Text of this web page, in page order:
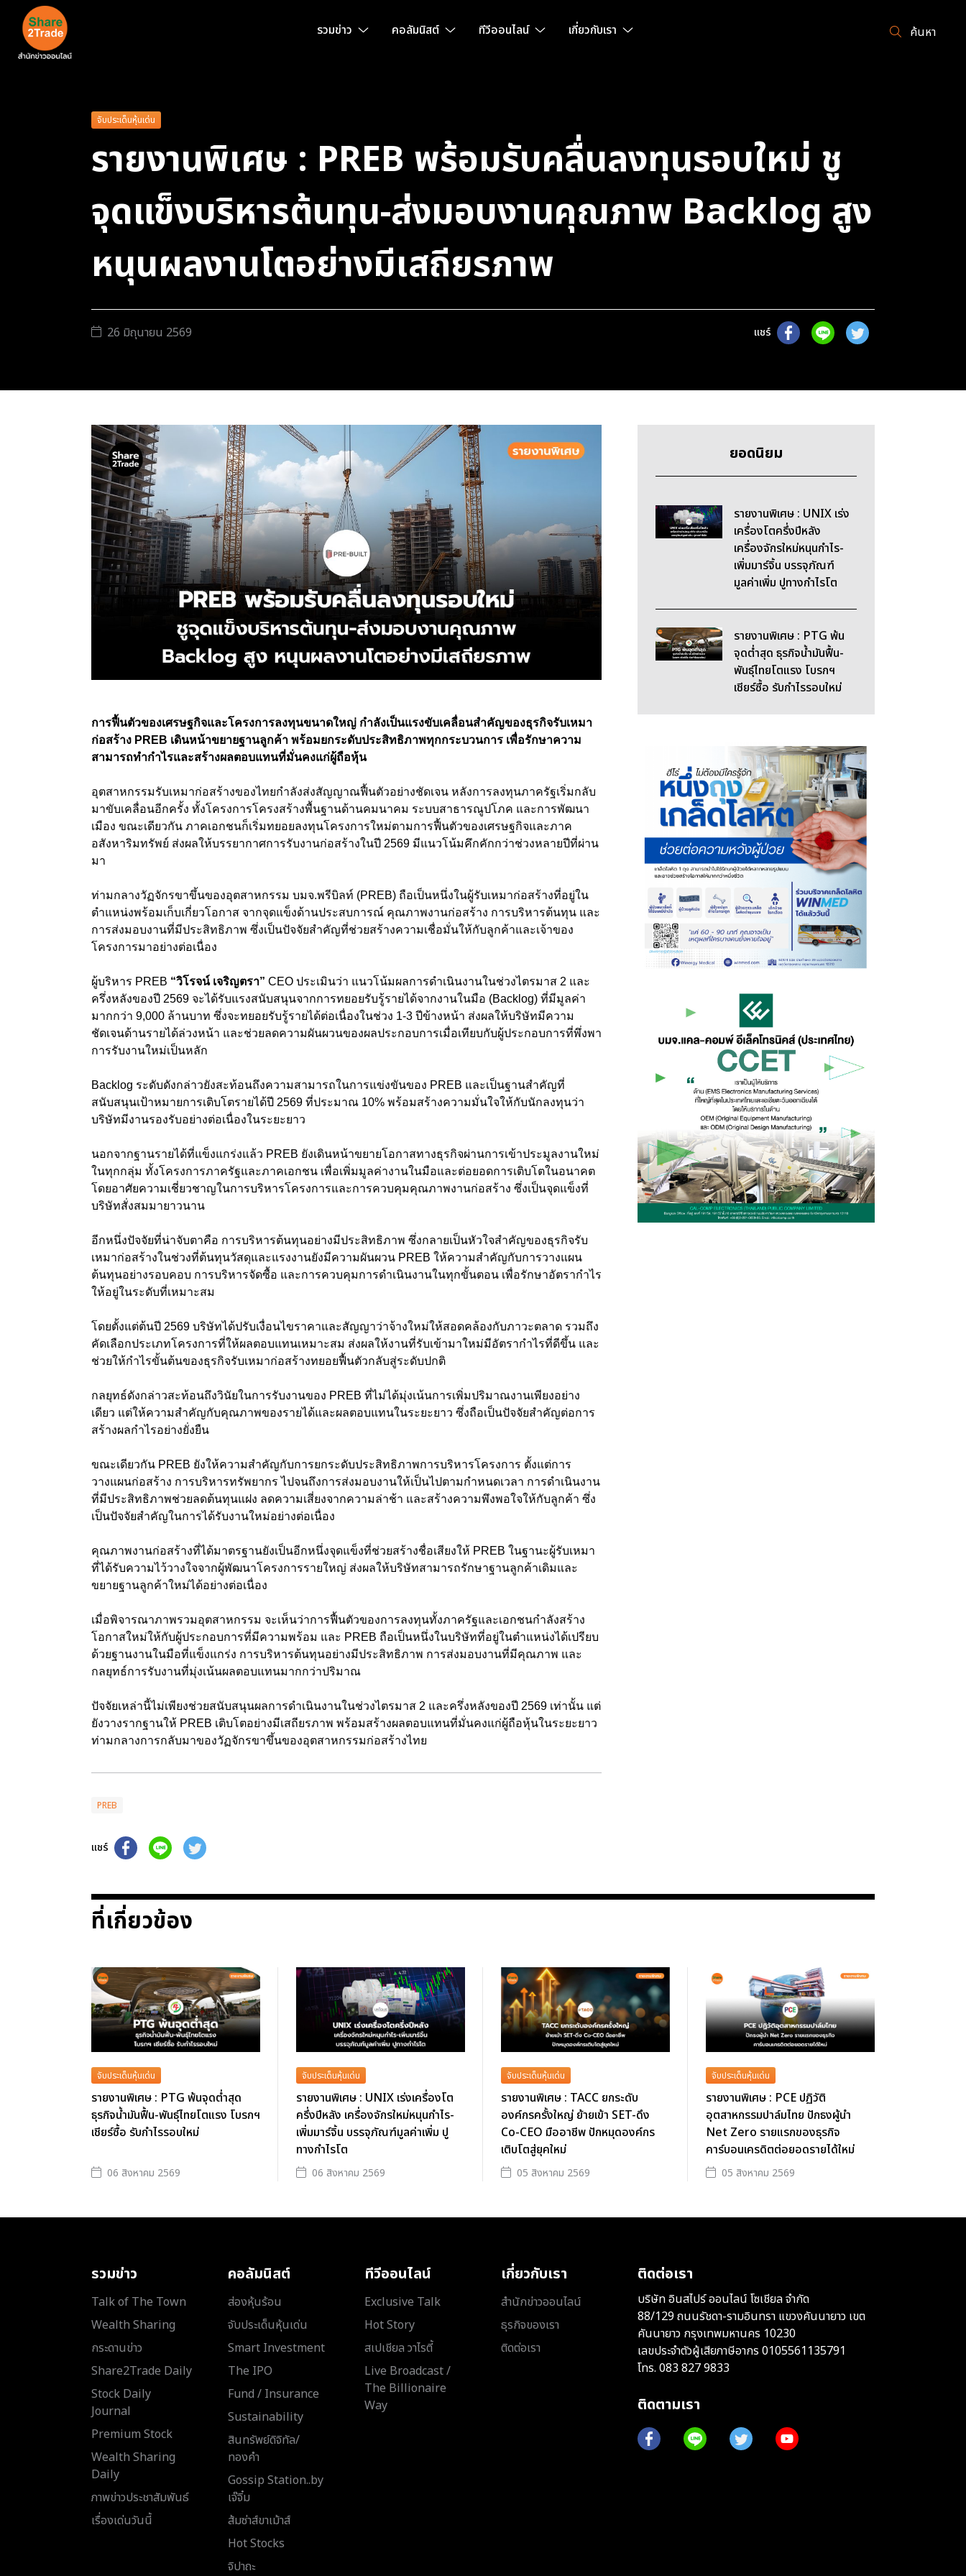
รวมข่าว คอลัมนิสต์ ทีวีออนไลน์ เกี่ยวกับเรา ค้นหา
จับประเด็นหุ้นเด่น
รายงานพิเศษ : PREB พร้อมรับคลื่นลงทุนรอบใหม่ ชู
จุดแข็งบริหารต้นทุน-ส่งมอบงานคุณภาพ Backlog สูง
หนุนผลงานโตอย่างมีเสถียรภาพ
26 มิถุนายน 2569 แชร์
การฟื้นตัวของเศรษฐกิจและโครงการลงทุนขนาดใหญ่ กำลังเป็นแรงขับเคลื่อนสำคัญของธุรกิจรับเหมา
ก่อสร้าง PREB เดินหน้าขยายฐานลูกค้า พร้อมยกระดับประสิทธิภาพทุกกระบวนการ เพื่อรักษาความ
สามารถทำกำไรและสร้างผลตอบแทนที่มั่นคงแก่ผู้ถือหุ้น
อุตสาหกรรมรับเหมาก่อสร้างของไทยกำลังส่งสัญญาณฟื้นตัวอย่างชัดเจน หลังการลงทุนภาครัฐเริ่มกลับ
มาขับเคลื่อนอีกครั้ง ทั้งโครงการโครงสร้างพื้นฐานด้านคมนาคม ระบบสาธารณูปโภค และการพัฒนา
เมือง ขณะเดียวกัน ภาคเอกชนก็เริ่มทยอยลงทุนโครงการใหม่ตามการฟื้นตัวของเศรษฐกิจและภาค
อสังหาริมทรัพย์ ส่งผลให้บรรยากาศการรับงานก่อสร้างในปี 2569 มีแนวโน้มคึกคักกว่าช่วงหลายปีที่ผ่าน
มา
ท่ามกลางวัฏจักรขาขึ้นของอุตสาหกรรม บมจ.พรีบิลท์ (PREB) ถือเป็นหนึ่งในผู้รับเหมาก่อสร้างที่อยู่ใน
ตำแหน่งพร้อมเก็บเกี่ยวโอกาส จากจุดแข็งด้านประสบการณ์ คุณภาพงานก่อสร้าง การบริหารต้นทุน และ
การส่งมอบงานที่มีประสิทธิภาพ ซึ่งเป็นปัจจัยสำคัญที่ช่วยสร้างความเชื่อมั่นให้กับลูกค้าและเจ้าของ
โครงการมาอย่างต่อเนื่อง
ผู้บริหาร PREB “วิโรจน์ เจริญตรา” CEO ประเมินว่า แนวโน้มผลการดำเนินงานในช่วงไตรมาส 2 และ
ครึ่งหลังของปี 2569 จะได้รับแรงสนับสนุนจากการทยอยรับรู้รายได้จากงานในมือ (Backlog) ที่มีมูลค่า
มากกว่า 9,000 ล้านบาท ซึ่งจะทยอยรับรู้รายได้ต่อเนื่องในช่วง 1-3 ปีข้างหน้า ส่งผลให้บริษัทมีความ
ชัดเจนด้านรายได้ล่วงหน้า และช่วยลดความผันผวนของผลประกอบการเมื่อเทียบกับผู้ประกอบการที่พึ่งพา
การรับงานใหม่เป็นหลัก
Backlog ระดับดังกล่าวยังสะท้อนถึงความสามารถในการแข่งขันของ PREB และเป็นฐานสำคัญที่
สนับสนุนเป้าหมายการเติบโตรายได้ปี 2569 ที่ประมาณ 10% พร้อมสร้างความมั่นใจให้กับนักลงทุนว่า
บริษัทมีงานรองรับอย่างต่อเนื่องในระยะยาว
นอกจากฐานรายได้ที่แข็งแกร่งแล้ว PREB ยังเดินหน้าขยายโอกาสทางธุรกิจผ่านการเข้าประมูลงานใหม่
ในทุกกลุ่ม ทั้งโครงการภาครัฐและภาคเอกชน เพื่อเพิ่มมูลค่างานในมือและต่อยอดการเติบโตในอนาคต
โดยอาศัยความเชี่ยวชาญในการบริหารโครงการและการควบคุมคุณภาพงานก่อสร้าง ซึ่งเป็นจุดแข็งที่
บริษัทสั่งสมมายาวนาน
อีกหนึ่งปัจจัยที่น่าจับตาคือ การบริหารต้นทุนอย่างมีประสิทธิภาพ ซึ่งกลายเป็นหัวใจสำคัญของธุรกิจรับ
เหมาก่อสร้างในช่วงที่ต้นทุนวัสดุและแรงงานยังมีความผันผวน PREB ให้ความสำคัญกับการวางแผน
ต้นทุนอย่างรอบคอบ การบริหารจัดซื้อ และการควบคุมการดำเนินงานในทุกขั้นตอน เพื่อรักษาอัตรากำไร
ให้อยู่ในระดับที่เหมาะสม
โดยตั้งแต่ต้นปี 2569 บริษัทได้ปรับเงื่อนไขราคาและสัญญาว่าจ้างใหม่ให้สอดคล้องกับภาวะตลาด รวมถึง
คัดเลือกประเภทโครงการที่ให้ผลตอบแทนเหมาะสม ส่งผลให้งานที่รับเข้ามาใหม่มีอัตรากำไรที่ดีขึ้น และ
ช่วยให้กำไรขั้นต้นของธุรกิจรับเหมาก่อสร้างทยอยฟื้นตัวกลับสู่ระดับปกติ
กลยุทธ์ดังกล่าวสะท้อนถึงวินัยในการรับงานของ PREB ที่ไม่ได้มุ่งเน้นการเพิ่มปริมาณงานเพียงอย่าง
เดียว แต่ให้ความสำคัญกับคุณภาพของรายได้และผลตอบแทนในระยะยาว ซึ่งถือเป็นปัจจัยสำคัญต่อการ
สร้างผลกำไรอย่างยั่งยืน
ขณะเดียวกัน PREB ยังให้ความสำคัญกับการยกระดับประสิทธิภาพการบริหารโครงการ ตั้งแต่การ
วางแผนก่อสร้าง การบริหารทรัพยากร ไปจนถึงการส่งมอบงานให้เป็นไปตามกำหนดเวลา การดำเนินงาน
ที่มีประสิทธิภาพช่วยลดต้นทุนแฝง ลดความเสี่ยงจากความล่าช้า และสร้างความพึงพอใจให้กับลูกค้า ซึ่ง
เป็นปัจจัยสำคัญในการได้รับงานใหม่อย่างต่อเนื่อง
คุณภาพงานก่อสร้างที่ได้มาตรฐานยังเป็นอีกหนึ่งจุดแข็งที่ช่วยสร้างชื่อเสียงให้ PREB ในฐานะผู้รับเหมา
ที่ได้รับความไว้วางใจจากผู้พัฒนาโครงการรายใหญ่ ส่งผลให้บริษัทสามารถรักษาฐานลูกค้าเดิมและ
ขยายฐานลูกค้าใหม่ได้อย่างต่อเนื่อง
เมื่อพิจารณาภาพรวมอุตสาหกรรม จะเห็นว่าการฟื้นตัวของการลงทุนทั้งภาครัฐและเอกชนกำลังสร้าง
โอกาสใหม่ให้กับผู้ประกอบการที่มีความพร้อม และ PREB ถือเป็นหนึ่งในบริษัทที่อยู่ในตำแหน่งได้เปรียบ
ด้วยฐานงานในมือที่แข็งแกร่ง การบริหารต้นทุนอย่างมีประสิทธิภาพ การส่งมอบงานที่มีคุณภาพ และ
กลยุทธ์การรับงานที่มุ่งเน้นผลตอบแทนมากกว่าปริมาณ
ปัจจัยเหล่านี้ไม่เพียงช่วยสนับสนุนผลการดำเนินงานในช่วงไตรมาส 2 และครึ่งหลังของปี 2569 เท่านั้น แต่
ยังวางรากฐานให้ PREB เติบโตอย่างมีเสถียรภาพ พร้อมสร้างผลตอบแทนที่มั่นคงแก่ผู้ถือหุ้นในระยะยาว
ท่ามกลางการกลับมาของวัฏจักรขาขึ้นของอุตสาหกรรมก่อสร้างไทย
PREB
แชร์
ยอดนิยม
รายงานพิเศษ : UNIX เร่ง
เครื่องโตครึ่งปีหลัง
เครื่องจักรใหม่หนุนกำไร-
เพิ่มมาร์จิ้น บรรจุภัณฑ์
มูลค่าเพิ่ม ปูทางกำไรโต
รายงานพิเศษ : PTG พ้น
จุดต่ำสุด ธุรกิจน้ำมันฟื้น-
พันธุ์ไทยโตแรง โบรกฯ
เชียร์ซื้อ รับกำไรรอบใหม่
ที่เกี่ยวข้อง
จับประเด็นหุ้นเด่น
รายงานพิเศษ : PTG พ้นจุดต่ำสุด
ธุรกิจน้ำมันฟื้น-พันธุ์ไทยโตแรง โบรกฯ
เชียร์ซื้อ รับกำไรรอบใหม่
06 สิงหาคม 2569
จับประเด็นหุ้นเด่น
รายงานพิเศษ : UNIX เร่งเครื่องโต
ครึ่งปีหลัง เครื่องจักรใหม่หนุนกำไร-
เพิ่มมาร์จิ้น บรรจุภัณฑ์มูลค่าเพิ่ม ปู
ทางกำไรโต
06 สิงหาคม 2569
จับประเด็นหุ้นเด่น
รายงานพิเศษ : TACC ยกระดับ
องค์กรครั้งใหญ่ ย้ายเข้า SET-ดึง
Co-CEO มืออาชีพ ปักหมุดองค์กร
เติบโตสู่ยุคใหม่
05 สิงหาคม 2569
จับประเด็นหุ้นเด่น
รายงานพิเศษ : PCE ปฏิวัติ
อุตสาหกรรมปาล์มไทย ปักธงผู้นำ
Net Zero รายแรกของธุรกิจ
คาร์บอนเครดิตต่อยอดรายได้ใหม่
05 สิงหาคม 2569
รวมข่าว
Talk of The Town
Wealth Sharing
กระดานข่าว
Share2Trade Daily
Stock Daily
Journal
Premium Stock
Wealth Sharing
Daily
ภาพข่าวประชาสัมพันธ์
เรื่องเด่นวันนี้
คอลัมนิสต์
ส่องหุ้นร้อน
จับประเด็นหุ้นเด่น
Smart Investment
The IPO
Fund / Insurance
Sustainability
สินทรัพย์ดิจิทัล/
ทองคำ
Gossip Station..by
เจ๊จิ๋ม
ส้มซ่าส์ขาเม้าส์
Hot Stocks
จิปาถะ
ทีวีออนไลน์
Exclusive Talk
Hot Story
สเปเชียล วาไรตี้
Live Broadcast /
The Billionaire
Way
เกี่ยวกับเรา
สำนักข่าวออนไลน์
ธุรกิจของเรา
ติดต่อเรา
ติดต่อเรา
บริษัท อินสไปร์ ออนไลน์ โซเชียล จำกัด
88/129 ถนนรัชดา-รามอินทรา แขวงคันนายาว เขต
คันนายาว กรุงเทพมหานคร 10230
เลขประจำตัวผู้เสียภาษีอากร 0105561135791
โทร. 083 827 9833
ติดตามเรา